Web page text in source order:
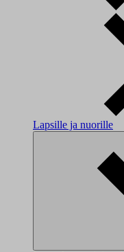
Lapsille ja nuorille